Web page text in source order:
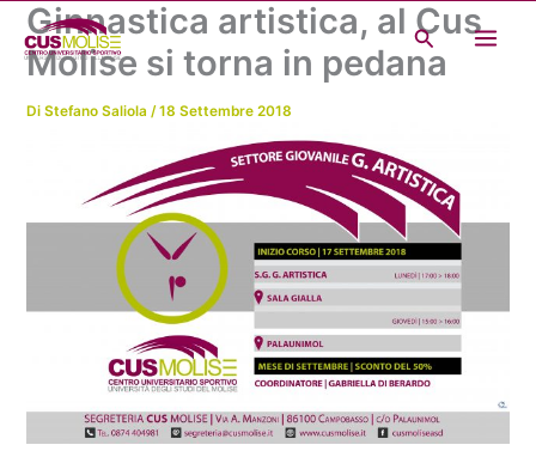
contenuto
Cerca
Ginnastica artistica, al Cus
Molise si torna in pedana
DiStefano Saliola/18 Settembre 2018